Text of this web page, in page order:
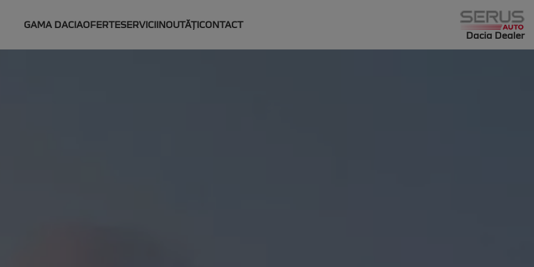
GAMA DACIAOFERTESERVICIINOUTĂȚICONTACT
Dacia Dealer